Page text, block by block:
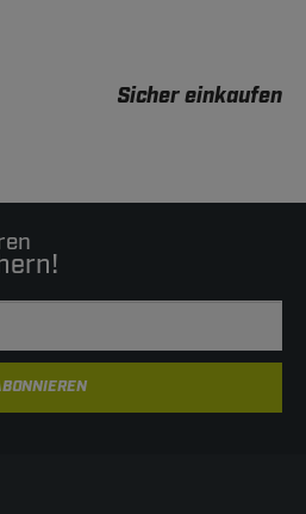
Sicher einkaufen